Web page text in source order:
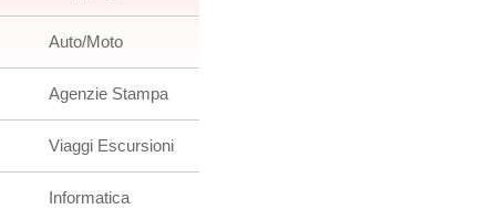
Auto/Moto
Agenzie Stampa
Viaggi Escursioni
Informatica